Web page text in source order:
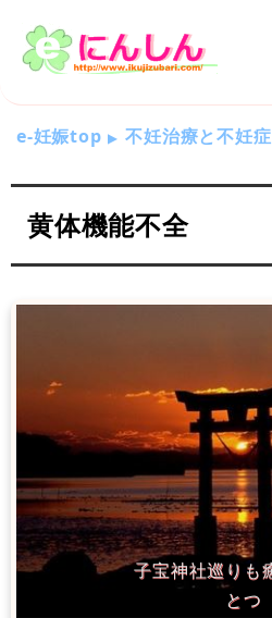
e-妊娠top 不妊治療と不妊症
黄体機能不全